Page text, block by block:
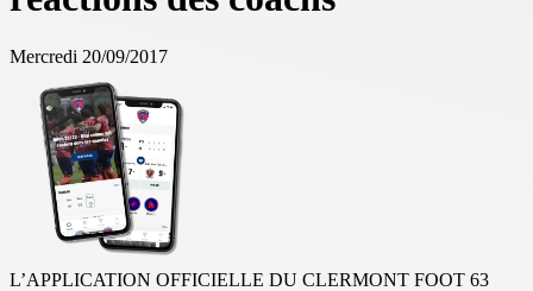
Mercredi 20/09/2017
L’APPLICATION OFFICIELLE DU CLERMONT FOOT 63